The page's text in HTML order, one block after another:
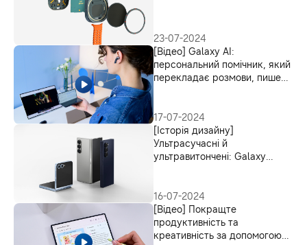
23-07-2024
[Відео] Galaxy AI:
персональний помічник, який
перекладає розмови, пише
17-07-2024
[Історія дизайну]
Ультрасучасні й
ультравитончені: Galaxy
16-07-2024
[Відео] Покращте
продуктивність та
креативність за допомогою